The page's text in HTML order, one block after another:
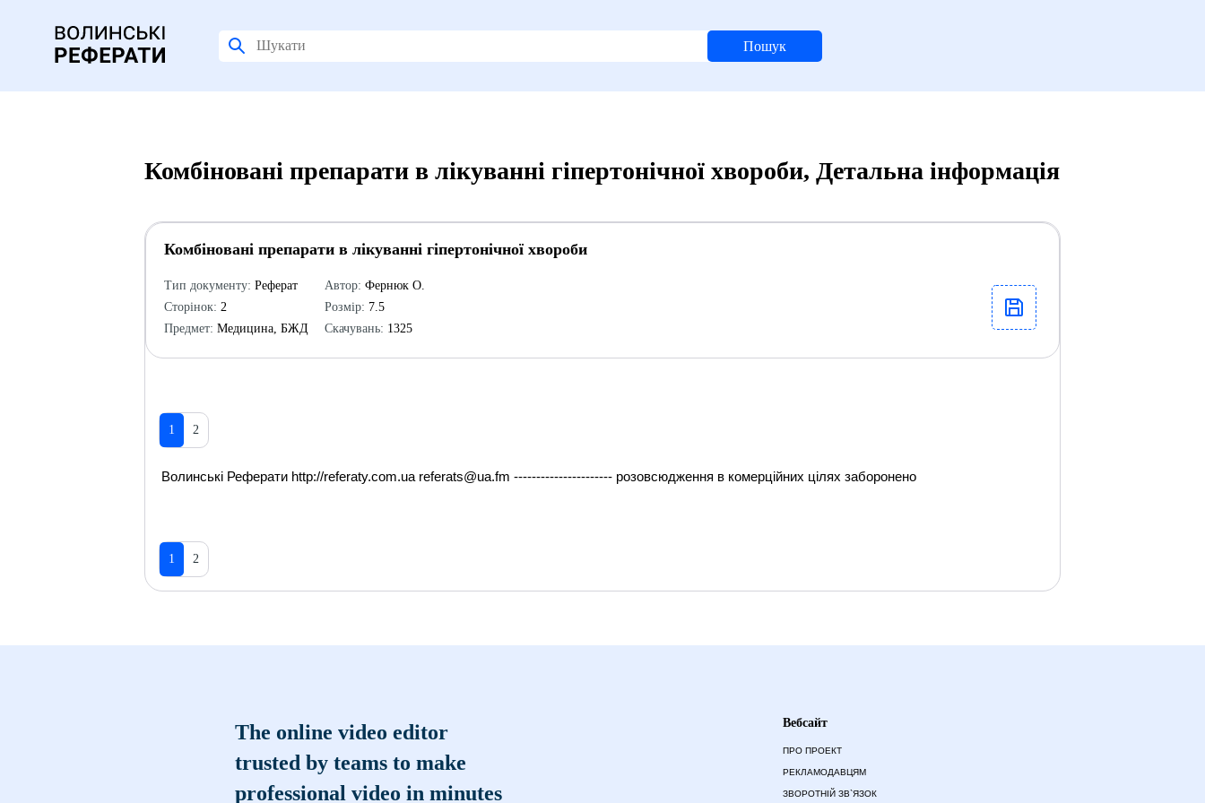
Пошук
Комбіновані препарати в лікуванні гіпертонічної хвороби, Детальна інформація
Комбіновані препарати в лікуванні гіпертонічної хвороби
Тип документу: Реферат
Сторінок: 2
Предмет: Медицина, БЖД
Автор: Фернюк О.
Розмір: 7.5
Скачувань: 1325
1 2
Волинські Реферати http://referaty.com.ua referats@ua.fm ---------------------- розовсюдження в комерційних цілях заборонено
1 2
The online video editor
trusted by teams to make
professional video in minutes
Вебсайт
ПРО ПРОЕКТ
РЕКЛАМОДАВЦЯМ
ЗВОРОТНІЙ ЗВ`ЯЗОК